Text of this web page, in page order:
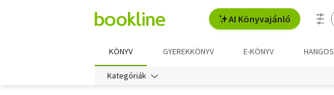
AI Könyvajánló
KÖNYV GYEREKKÖNYV E-KÖNYV
Kategóriák